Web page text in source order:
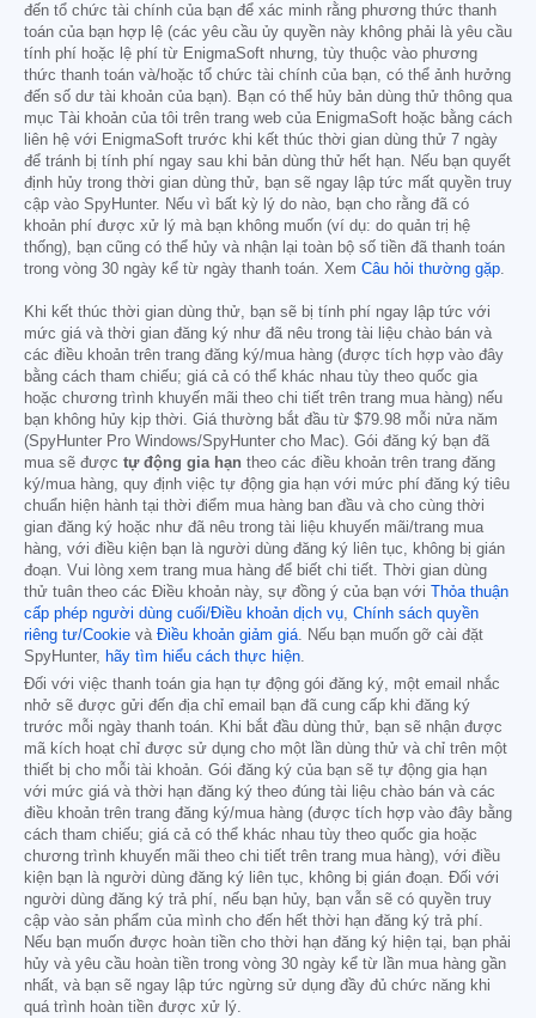
đến tổ chức tài chính của bạn để xác minh rằng phương thức thanh
toán của bạn hợp lệ (các yêu cầu ủy quyền này không phải là yêu cầu
tính phí hoặc lệ phí từ EnigmaSoft nhưng, tùy thuộc vào phương
thức thanh toán và/hoặc tổ chức tài chính của bạn, có thể ảnh hưởng
đến số dư tài khoản của bạn). Bạn có thể hủy bản dùng thử thông qua
mục Tài khoản của tôi trên trang web của EnigmaSoft hoặc bằng cách
liên hệ với EnigmaSoft trước khi kết thúc thời gian dùng thử 7 ngày
để tránh bị tính phí ngay sau khi bản dùng thử hết hạn. Nếu bạn quyết
định hủy trong thời gian dùng thử, bạn sẽ ngay lập tức mất quyền truy
cập vào SpyHunter. Nếu vì bất kỳ lý do nào, bạn cho rằng đã có
khoản phí được xử lý mà bạn không muốn (ví dụ: do quản trị hệ
thống), bạn cũng có thể hủy và nhận lại toàn bộ số tiền đã thanh toán
trong vòng 30 ngày kể từ ngày thanh toán. Xem Câu hỏi thường gặp.
Khi kết thúc thời gian dùng thử, bạn sẽ bị tính phí ngay lập tức với
mức giá và thời gian đăng ký như đã nêu trong tài liệu chào bán và
các điều khoản trên trang đăng ký/mua hàng (được tích hợp vào đây
bằng cách tham chiếu; giá cả có thể khác nhau tùy theo quốc gia
hoặc chương trình khuyến mãi theo chi tiết trên trang mua hàng) nếu
bạn không hủy kịp thời. Giá thường bắt đầu từ $79.98 mỗi nửa năm
(SpyHunter Pro Windows/SpyHunter cho Mac). Gói đăng ký bạn đã
mua sẽ được tự động gia hạn theo các điều khoản trên trang đăng
ký/mua hàng, quy định việc tự động gia hạn với mức phí đăng ký tiêu
chuẩn hiện hành tại thời điểm mua hàng ban đầu và cho cùng thời
gian đăng ký hoặc như đã nêu trong tài liệu khuyến mãi/trang mua
hàng, với điều kiện bạn là người dùng đăng ký liên tục, không bị gián
đoạn. Vui lòng xem trang mua hàng để biết chi tiết. Thời gian dùng
thử tuân theo các Điều khoản này, sự đồng ý của bạn với
Thỏa thuận
cấp phép người dùng cuối/Điều khoản dịch vụ, Chính sách quyền
riêng tư/Cookie và Điều khoản giảm giá. Nếu bạn muốn gỡ cài đặt
SpyHunter, hãy tìm hiểu cách thực hiện.
Đối với việc thanh toán gia hạn tự động gói đăng ký, một email nhắc
nhở sẽ được gửi đến địa chỉ email bạn đã cung cấp khi đăng ký
trước mỗi ngày thanh toán. Khi bắt đầu dùng thử, bạn sẽ nhận được
mã kích hoạt chỉ được sử dụng cho một lần dùng thử và chỉ trên một
thiết bị cho mỗi tài khoản. Gói đăng ký của bạn sẽ tự động gia hạn
với mức giá và thời hạn đăng ký theo đúng tài liệu chào bán và các
điều khoản trên trang đăng ký/mua hàng (được tích hợp vào đây bằng
cách tham chiếu; giá cả có thể khác nhau tùy theo quốc gia hoặc
chương trình khuyến mãi theo chi tiết trên trang mua hàng), với điều
kiện bạn là người dùng đăng ký liên tục, không bị gián đoạn. Đối với
người dùng đăng ký trả phí, nếu bạn hủy, bạn vẫn sẽ có quyền truy
cập vào sản phẩm của mình cho đến hết thời hạn đăng ký trả phí.
Nếu bạn muốn được hoàn tiền cho thời hạn đăng ký hiện tại, bạn phải
hủy và yêu cầu hoàn tiền trong vòng 30 ngày kể từ lần mua hàng gần
nhất, và bạn sẽ ngay lập tức ngừng sử dụng đầy đủ chức năng khi
quá trình hoàn tiền được xử lý.